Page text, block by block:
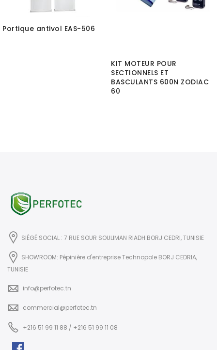
Portique antivol EAS-506
KIT MOTEUR POUR
SECTIONNELS ET
BASCULANTS 600N ZODIAC
60
SIÉGÉ SOCIAL : 7 RUE SOUR SOULIMAN RIADH BORJ CEDRI, TUNISIE
SHOWROOM: Pépinière d'entreprise Technopole BORJ CEDRIA,
TUNISIE
info@perfotec.tn
commercial@perfotec.tn
+216 51 99 11 88 / +216 51 99 11 08